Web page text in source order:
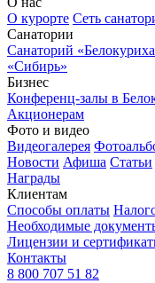
О курорте Сеть
Санатории
Санаторий
«Сибирь»
Бизнес
Конференц-залы в
Акционерам
Фото и видео
Видеогалерея
Новости Афиша Статьи
Награды
Клиентам
Способы оплаты
Необходимые
Лицензии и
Контакты
8 800 707 51 82